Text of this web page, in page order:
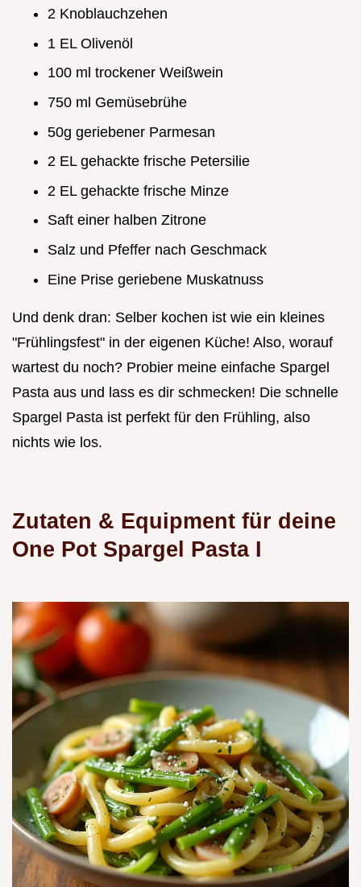
2 Knoblauchzehen
1 EL Olivenöl
100 ml trockener Weißwein
750 ml Gemüsebrühe
50g geriebener Parmesan
2 EL gehackte frische Petersilie
2 EL gehackte frische Minze
Saft einer halben Zitrone
Salz und Pfeffer nach Geschmack
Eine Prise geriebene Muskatnuss
Und denk dran: Selber kochen ist wie ein kleines
"Frühlingsfest" in der eigenen Küche! Also, worauf
wartest du noch? Probier meine einfache Spargel
Pasta aus und lass es dir schmecken! Die schnelle
Spargel Pasta ist perfekt für den Frühling, also
nichts wie los.
Zutaten & Equipment für deine
One Pot Spargel Pasta I